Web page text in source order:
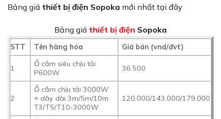
Bảng giá thiết bị điện Sopoka mới nhất tại đây
Bảng giá thiết bị điện Sopoka
STT Tên hàng hóa Giá bán (vnd/đvt)
1
Ổ cắm siêu chịu tải
P600W
36.500
2
Ổ cắm chịu tải 3000W
+ dây dài 3m/5m/10m
T3/T5/T10-3000W
120.000/143.000/179.000